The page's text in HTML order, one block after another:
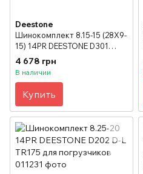
Deestone
Шинокомплект 8.15-15 (28X9-
15) 14PR DEESTONE D301
TR77 для погрузчиков
4 678 грн
В наличии
Купить